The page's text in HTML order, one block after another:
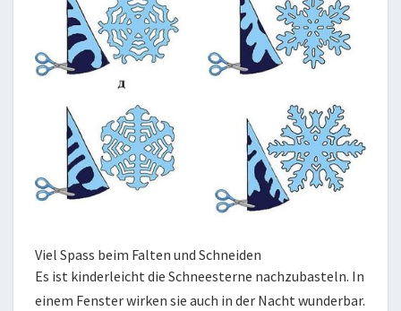
Viel Spass beim Falten und Schneiden
Es ist kinderleicht die Schneesterne nachzubasteln. In
einem Fenster wirken sie auch in der Nacht wunderbar.